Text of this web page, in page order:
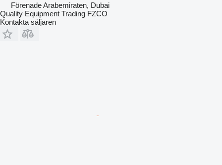
Förenade Arabemiraten, Dubai
Quality Equipment Trading FZCO
Kontakta säljaren